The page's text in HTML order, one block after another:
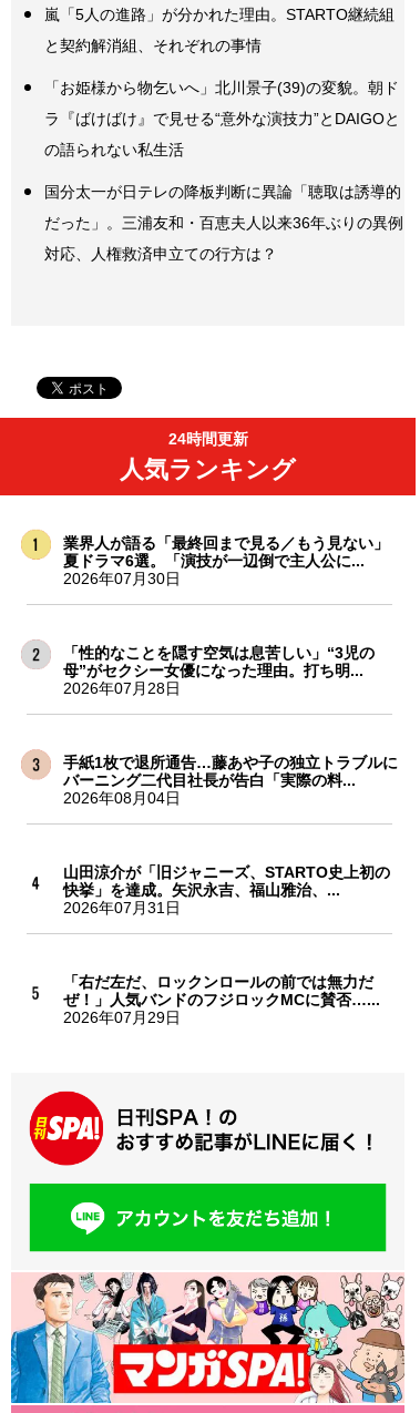
嵐「5人の進路」が分かれた理由。STARTO継続組
と契約解消組、それぞれの事情
「お姫様から物乞いへ」北川景子(39)の変貌。朝ド
ラ『ばけばけ』で見せる“意外な演技力”とDAIGOと
の語られない私生活
国分太一が日テレの降板判断に異論「聴取は誘導的
だった」。三浦友和・百恵夫人以来36年ぶりの異例
対応、人権救済申立ての行方は？
24時間更新
人気ランキング
業界人が語る「最終回まで見る／もう見ない」
夏ドラマ6選。「演技が一辺倒で主人公に...
2026年07月30日
「性的なことを隠す空気は息苦しい」“3児の
母”がセクシー女優になった理由。打ち明...
2026年07月28日
手紙1枚で退所通告…藤あや子の独立トラブルに
バーニング二代目社長が告白「実際の料...
2026年08月04日
山田涼介が「旧ジャニーズ、STARTO史上初の
快挙」を達成。矢沢永吉、福山雅治、...
2026年07月31日
「右だ左だ、ロックンロールの前では無力だ
ぜ！」人気バンドのフジロックMCに賛否…...
2026年07月29日